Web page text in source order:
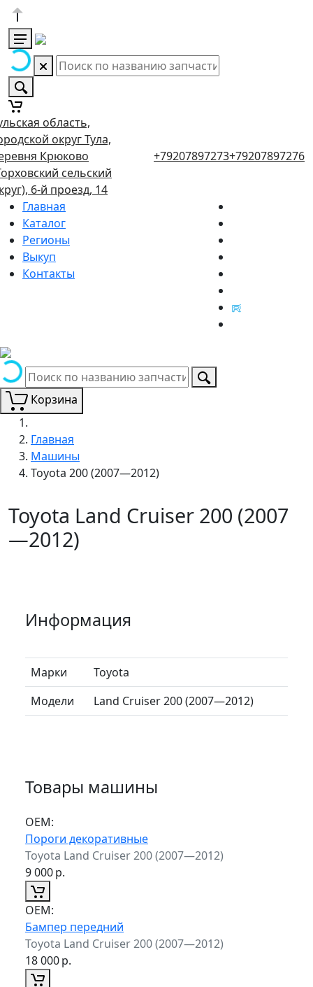
область,
округ Тула,
Крюково
сельский
6-й проезд, 14
+79207897273+79207897276
Главная
Каталог
Регионы
Выкуп
Контакты
Корзина
Главная
Машины
Toyota 200 (2007—2012)
Toyota Land Cruiser 200 (2007
—2012)
Информация
Марки
Toyota
Модели
Land Cruiser 200 (2007—2012)
Товары машины
ОЕМ:
Пороги декоративные
Toyota Land Cruiser 200 (2007—2012)
9 000р.
ОЕМ:
Бампер передний
Toyota Land Cruiser 200 (2007—2012)
18 000р.